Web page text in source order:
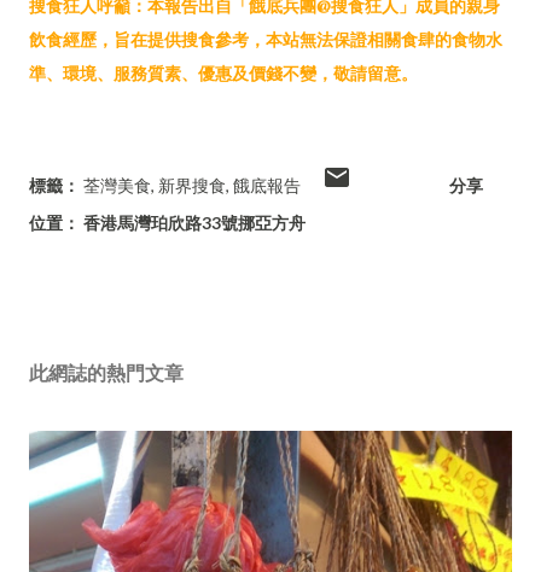
搜食狂人呼籲：本報告出自「餓底兵團@搜食狂人」成員的親身
飲食經歷，旨在提供搜食參考，本站無法保證相關食肆的食物水
準、環境、服務質素、優惠及價錢不變，敬請留意。
標籤： 荃灣美食 新界搜食 餓底報告
位置： 香港馬灣珀欣路33號挪亞方舟
分享
此網誌的熱門文章